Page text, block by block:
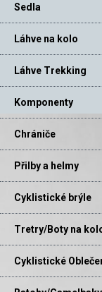
Sedla
Láhve na kolo
Láhve Trekking
Komponenty
Chrániče
Přilby a helmy
Cyklistické brýle
Tretry/Boty na
Cyklistické